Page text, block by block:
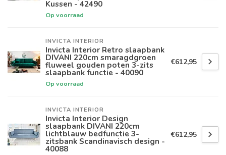
Kussen - 42490
Op voorraad
INVICTA INTERIOR
Invicta Interior Retro slaapbank
DIVANI 220cm smaragdgroen
fluweel gouden poten 3-zits
slaapbank functie - 40090
Op voorraad
€612,95
INVICTA INTERIOR
Invicta Interior Design
slaapbank DIVANI 220cm
lichtblauw bedfunctie 3-
zitsbank Scandinavisch design -
40088
€612,95